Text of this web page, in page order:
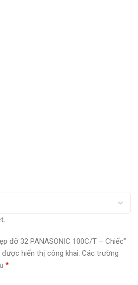
đỡ 32 PANASONIC 100C/T – Chiếc”
hiển thị công khai. Các trường
*